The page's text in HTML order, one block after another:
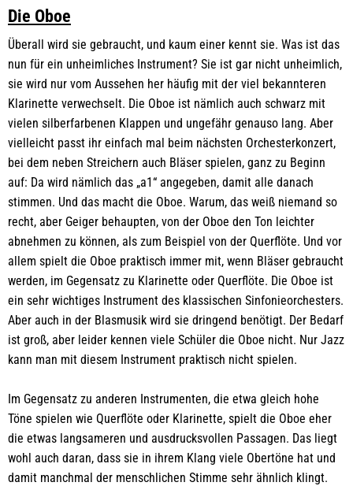
Die Oboe
Überall wird sie gebraucht, und kaum einer kennt sie. Was ist das
nun für ein unheimliches Instrument? Sie ist gar nicht unheimlich,
sie wird nur vom Aussehen her häufig mit der viel bekannteren
Klarinette verwechselt. Die Oboe ist nämlich auch schwarz mit
vielen silberfarbenen Klappen und ungefähr genauso lang. Aber
vielleicht passt ihr einfach mal beim nächsten Orchesterkonzert,
bei dem neben Streichern auch Bläser spielen, ganz zu Beginn
auf: Da wird nämlich das „a1“ angegeben, damit alle danach
stimmen. Und das macht die Oboe. Warum, das weiß niemand so
recht, aber Geiger behaupten, von der Oboe den Ton leichter
abnehmen zu können, als zum Beispiel von der Querflöte. Und vor
allem spielt die Oboe praktisch immer mit, wenn Bläser gebraucht
werden, im Gegensatz zu Klarinette oder Querflöte. Die Oboe ist
ein sehr wichtiges Instrument des klassischen Sinfonieorchesters.
Aber auch in der Blasmusik wird sie dringend benötigt. Der Bedarf
ist groß, aber leider kennen viele Schüler die Oboe nicht. Nur Jazz
kann man mit diesem Instrument praktisch nicht spielen.
Im Gegensatz zu anderen Instrumenten, die etwa gleich hohe
Töne spielen wie Querflöte oder Klarinette, spielt die Oboe eher
die etwas langsameren und ausdrucksvollen Passagen. Das liegt
wohl auch daran, dass sie in ihrem Klang viele Obertöne hat und
damit manchmal der menschlichen Stimme sehr ähnlich klingt.